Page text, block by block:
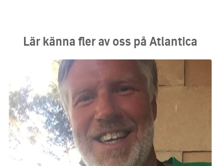
Lär känna fler av oss på Atlantica